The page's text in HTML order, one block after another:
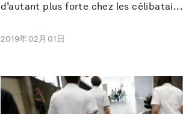
d’autant plus forte chez les célibatai...
2019年02月01日